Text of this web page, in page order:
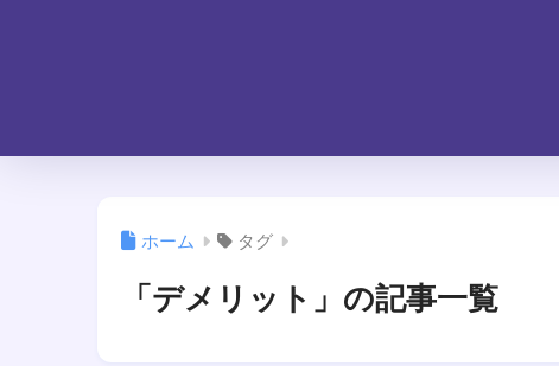
ホーム タグ
「デメリット」の記事一覧